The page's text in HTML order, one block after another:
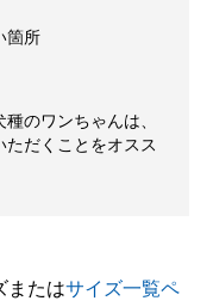
箇所
のワンちゃんは、
だくことをオスス
またはサイズ一覧ペ